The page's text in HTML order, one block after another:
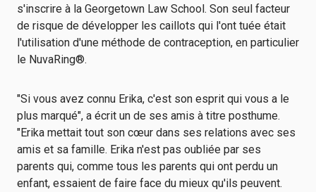
s'inscrire à la Georgetown Law School. Son seul facteur
de risque de développer les caillots qui l'ont tuée était
l'utilisation d'une méthode de contraception, en particulier
le NuvaRing®.
"Si vous avez connu Erika, c'est son esprit qui vous a le
plus marqué", a écrit un de ses amis à titre posthume.
"Erika mettait tout son cœur dans ses relations avec ses
amis et sa famille. Erika n'est pas oubliée par ses
parents qui, comme tous les parents qui ont perdu un
enfant, essaient de faire face du mieux qu'ils peuvent.